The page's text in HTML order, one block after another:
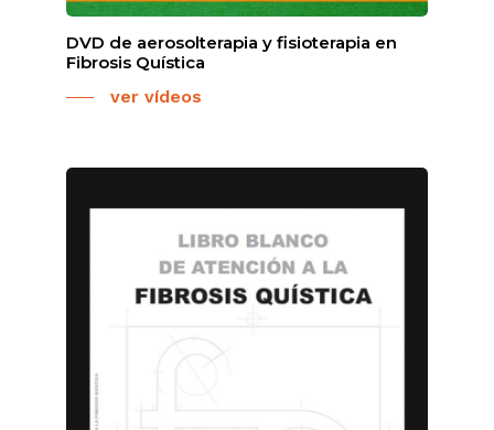
DVD de aerosolterapia y fisioterapia en
Fibrosis Quística
ver vídeos